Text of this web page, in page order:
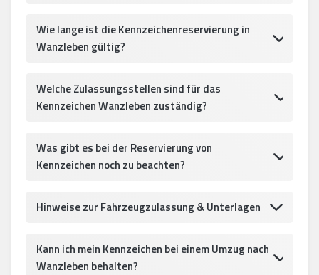
Wie lange ist die Kennzeichenreservierung in
Wanzleben gültig?
Welche Zulassungsstellen sind für das
Kennzeichen Wanzleben zuständig?
Was gibt es bei der Reservierung von
Kennzeichen noch zu beachten?
Hinweise zur Fahrzeugzulassung & Unterlagen
Kann ich mein Kennzeichen bei einem Umzug nach
Wanzleben behalten?